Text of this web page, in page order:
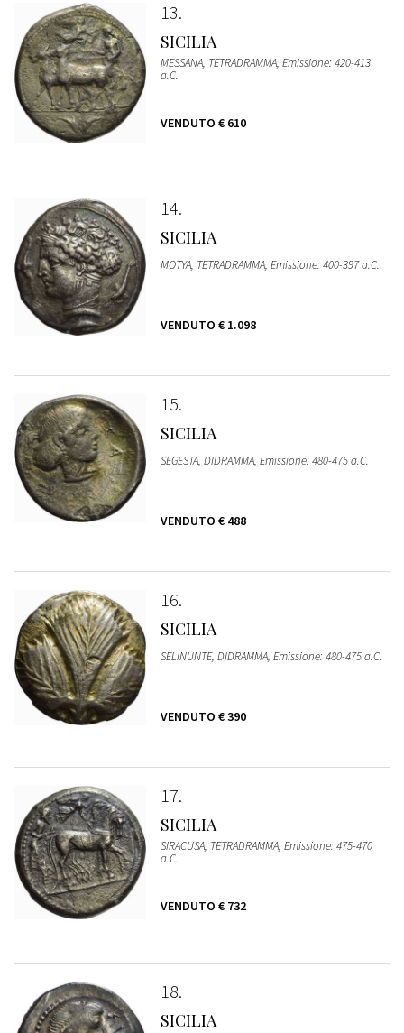
13
SICILIA
MESSANA, TETRADRAMMA, Emissione: 420-413
a.C.
VENDUTO € 610
14
SICILIA
MOTYA, TETRADRAMMA, Emissione: 400-397 a.C.
VENDUTO € 1.098
15
SICILIA
SEGESTA, DIDRAMMA, Emissione: 480-475 a.C.
VENDUTO € 488
16
SICILIA
SELINUNTE, DIDRAMMA, Emissione: 480-475 a.C.
VENDUTO € 390
17
SICILIA
SIRACUSA, TETRADRAMMA, Emissione: 475-470
a.C.
VENDUTO € 732
18
SICILIA